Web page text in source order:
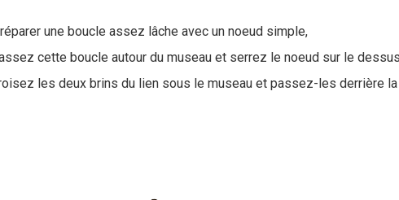
une boucle assez lâche avec un noeud simple,
cette boucle autour du museau et serrez le noeud sur le
les deux brins du lien sous le museau et passez-les derrière la